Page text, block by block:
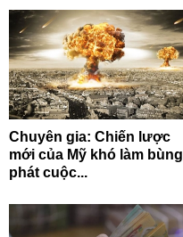
Chuyên gia: Chiến lược
mới của Mỹ khó làm bùng
phát cuộc...